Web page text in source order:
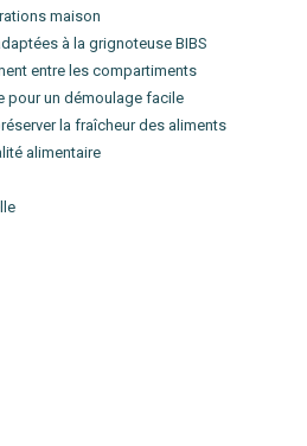
maison
à la grignoteuse BIBS
entre les compartiments
pour un démoulage facile
la fraîcheur des aliments
alimentaire